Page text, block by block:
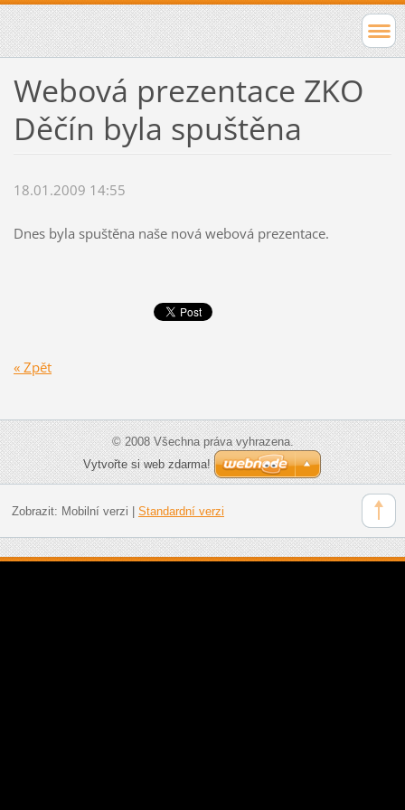
Webová prezentace ZKO
Děčín byla spuštěna
18.01.2009 14:55
Dnes byla spuštěna naše nová webová prezentace.
« Zpět
© 2008 Všechna práva vyhrazena.
Vytvořte si web zdarma!
Zobrazit: Mobilní verzi Standardní verzi